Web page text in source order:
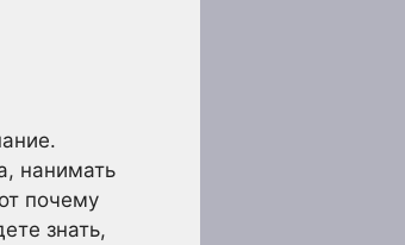
нанимать
почему
знать,